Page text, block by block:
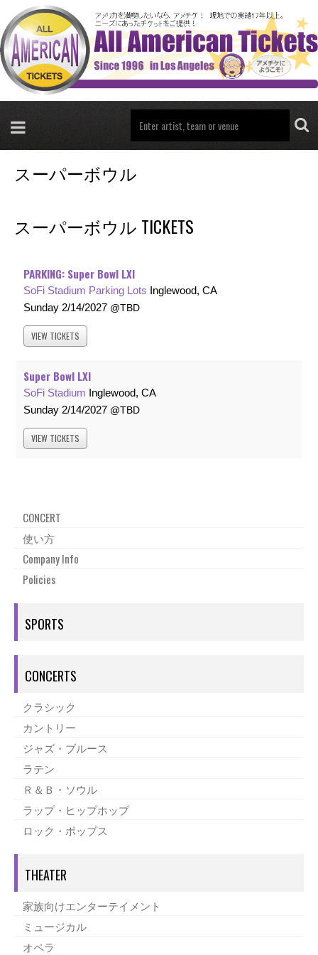
CONCERT
使い方
Company Info
Policies
SPORTS
CONCERTS
クラシック
カントリー
ジャズ・ブルース
ラテン
Ｒ＆Ｂ・ソウル
ラップ・ヒップホップ
ロック・ポップス
THEATER
家族向けエンターテイメント
ミュージカル
オペラ
スーパーボウル
スーパーボウル TICKETS
PARKING: Super Bowl LXI
SoFi Stadium Parking Lots Inglewood, CA
Sunday 2/14/2027 TBD
VIEW TICKETS
Super Bowl LXI
SoFi Stadium Inglewood, CA
Sunday 2/14/2027 TBD
VIEW TICKETS